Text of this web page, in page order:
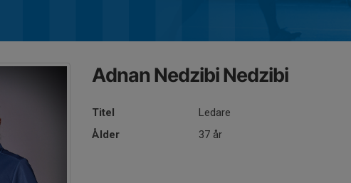
Adnan Nedzibi Nedzibi
Titel
Ledare
Ålder
37 år